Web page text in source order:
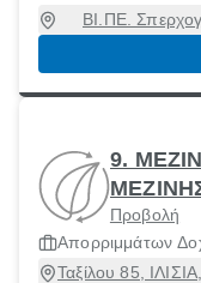
ΒΙ.ΠΕ.
9.
Προβολή
Απορριμμάτων
Ταξίλου 85,